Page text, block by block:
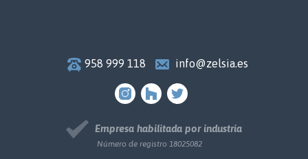
958 999 118 info@zelsia.es
Empresa habilitada por industria
Número de registro 18025082